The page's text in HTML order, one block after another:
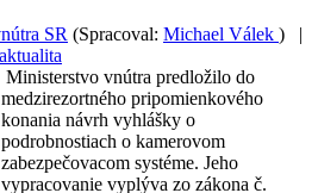
SR (Spracoval: Michael Válek ) |
Ministerstvo vnútra predložilo do
medzirezortného pripomienkového
konania návrh vyhlášky o
podrobnostiach o kamerovom
zabezpečovacom systéme. Jeho
vypracovanie vyplýva zo zákona č.